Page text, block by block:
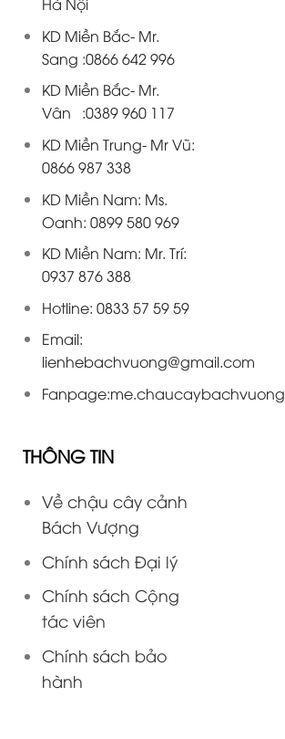
KD Miền Bắc- Mr.
Sang :0866 642 996
KD Miền Bắc- Mr.
Vân :0389 960 117
KD Miền Trung- Mr Vũ:
0866 987 338
KD Miền Nam: Ms.
Oanh: 0899 580 969
KD Miền Nam: Mr. Trí:
0937 876 388
Hotline: 0833 57 59 59
Email:
lienhebachvuong@gmail.com
Fanpage:me.chaucaybachvuong
THÔNG TIN
Về chậu cây cảnh
Bách Vượng
Chính sách Đại lý
Chính sách Cộng
tác viên
Chính sách bảo
hành